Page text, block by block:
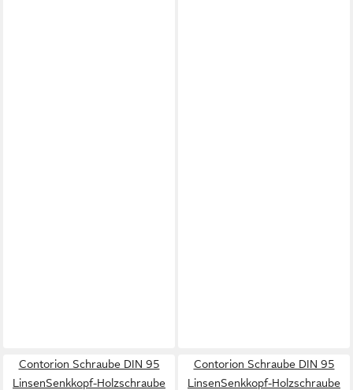
Contorion Schraube DIN 95
LinsenSenkkopf-Holzschraube
Contorion Schraube DIN 95
LinsenSenkkopf-Holzschraube